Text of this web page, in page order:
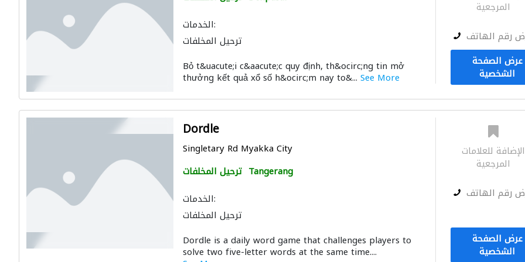
الخدمات:
ترحيل المخلفات
Bỏ t&uacute;i c&aacute;c quy định, th&ocirc;ng tin mở
thưởng kết quả xổ số h&ocirc;m nay to&... See More
المرجعية
رقم الهاتف
عرض الصفحة
الشخصية
Dordle
Singletary Rd Myakka City
ترحيل المخلفات Tangerang
الخدمات:
ترحيل المخلفات
Dordle is a daily word game that challenges players to
solve two five-letter words at the same time....
الإضافة للعلامات
المرجعية
رقم الهاتف
عرض الصفحة
الشخصية